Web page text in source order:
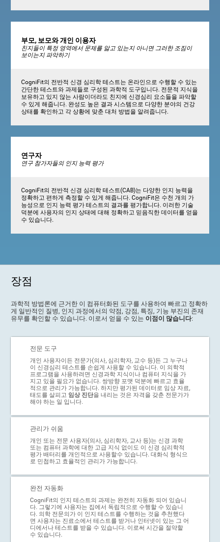
부모, 보모와 개인 이용자
친지들이 특정 영역에서 문제를 앓고 있는지 아니면 그러한 조짐이
보이는지 파악하기
CogniFit의 전반적 신경 심리학 테스트는 온라인으로 수행할 수 있는
간단한 테스트와 과제들로 구성된 과학적 도구입니다. 전문적 지식을
보유하고 있지 않는 사람이더라도 친지에 신경심리 요소들을 파악할
수 있게 해줍니다. 완성도 높은 결과 시스템으로 다양한 분야의 건강
상태를 확인하고 각 상황에 맞춘 대처 방법을 알려줍니다.
연구자
연구 참가자들의 인지 능력 평가
CogniFit의 전반적 신경 심리학 테스트(CAB)는 다양한 인지 능력을
정확하고 편하게 측정할 수 있게 해줍니다. CogniFit은 수천 개의 가
능성으로 인지 능력 평가 테스트의 결과를 평가합니다. 이러한 기술
덕분에 사용자의 인지 상태에 대해 정확하고 믿음직한 데이터를 얻을
수 있습니다.
장점
과학적 방법론에 근거한 이 컴퓨터화된 도구를 사용하여 빠르고 정확하
게 일반적인 질병, 인지 과정에서의 약점, 강점, 특징, 기능 부진의 존재
유무를 확인할 수 있습니다. 이로서 얻을 수 있는 이점이 많습니다:
전문 도구
개인 사용자이든 전문가(의사, 심리학자, 교수 등)든 그 누구나
이 신경심리 테스트를 손쉽게 사용할 수 있습니다. 이 의학적
프로그램을 사용하려면 신경과학 지식이나 컴퓨터 지식을 가
지고 있을 필요가 없습니다. 쌍방향 포맷 덕분에 빠르고 효율
적으로 관리가 가능합니다. 하지만 평가된 데이터로 임상 자료,
태도를 살피고 임상 진단을 내리는 것은 자격을 갖춘 전문가가
해야 하는 일 입니다.
관리가 쉬움
개인 또는 전문 사용자(의사, 심리학자, 교사 등)는 신경 과학
또는 컴퓨터 과학에 대한 고급 지식 없이도 이 신경 심리학적
평가 배터리를 개인적으로 사용할수 있습니다. 대화식 형식으
로 민첩하고 효율적인 관리가 가능합니다.
완전 자동화
CogniFit의 인지 테스트의 과제는 완전히 자동화 되어 있습니
다. 그렇기에 사용자는 집에서 독립적으로 수행할 수 있습니
다. 의학 전문의가 이 인지 테스트를 수행하는 것을 추천했다
면 사용자는 진료소에서 테스트를 받거나 인터넷이 있는 그 어
디에서나 테스트를 받을 수 있습니다. 이로써 시간을 절약할
수 있습니다.